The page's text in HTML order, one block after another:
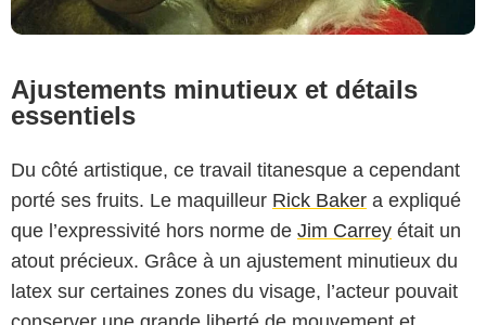
Ajustements minutieux et détails
essentiels
Du côté artistique, ce travail titanesque a cependant
porté ses fruits. Le maquilleur Rick Baker a expliqué
que l’expressivité hors norme de Jim Carrey était un
atout précieux. Grâce à un ajustement minutieux du
latex sur certaines zones du visage, l’acteur pouvait